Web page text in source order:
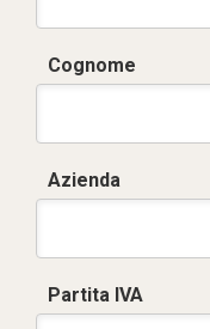
Cognome
Azienda
Partita IVA